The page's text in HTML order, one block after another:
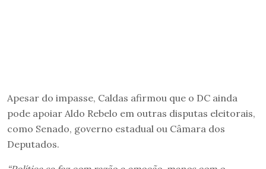
Apesar do impasse, Caldas afirmou que o DC ainda
pode apoiar Aldo Rebelo em outras disputas eleitorais,
como Senado, governo estadual ou Câmara dos
Deputados.